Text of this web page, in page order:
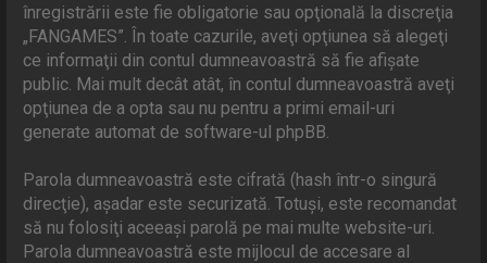
înregistrării este fie obligatorie sau opţională la discreţia
„FANGAMES”. În toate cazurile, aveţi opţiunea să alegeţi
ce informaţii din contul dumneavoastră să fie afişate
public. Mai mult decât atât, în contul dumneavoastră aveţi
opţiunea de a opta sau nu pentru a primi email-uri
generate automat de software-ul phpBB.
Parola dumneavoastră este cifrată (hash într-o singură
direcţie), aşadar este securizată. Totuşi, este recomandat
să nu folosiţi aceeaşi parolă pe mai multe website-uri.
Parola dumneavoastră este mijlocul de accesare al